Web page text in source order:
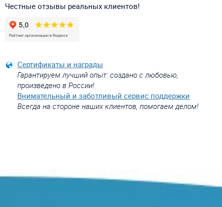
Честные отзывы реальных клиентов!
Сертификаты и награды
Гарантируем лучший опыт: создано с любовью,
произведено в России!
Внимательный и заботливый сервис поддержки
Всегда на стороне наших клиентов, помогаем делом!